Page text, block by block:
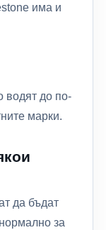
има и
водят до по-
марки.
да бъдат
за